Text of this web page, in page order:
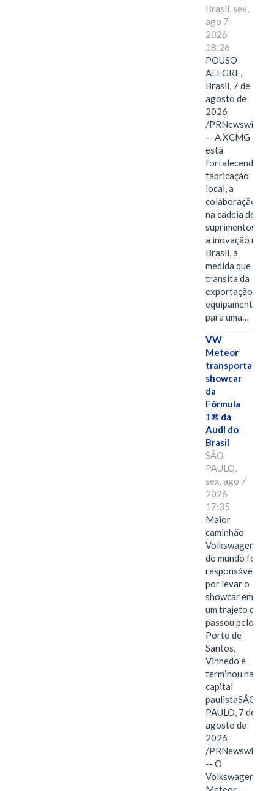
Brasil, sex,
ago 7
2026
18:26
POUSO
ALEGRE,
Brasil, 7 de
agosto de
2026
/PRNewswire/
-- A XCMG
está
fortalecendo a
fabricação
local, a
colaboração
na cadeia de
suprimentos e
a inovação no
Brasil, à
medida que
transita da
exportação de
equipamentos
para uma…
VW
Meteor
transporta
showcar
da
Fórmula
1® da
Audi do
Brasil
SÃO
PAULO,
sex, ago 7
2026
17:35
Maior
caminhão
Volkswagen
do mundo foi
responsável
por levar o
showcar em
um trajeto que
passou pelo
Porto de
Santos,
Vinhedo e
terminou na
capital
paulistaSÃO
PAULO, 7 de
agosto de
2026
/PRNewswire/
-- O
Volkswagen